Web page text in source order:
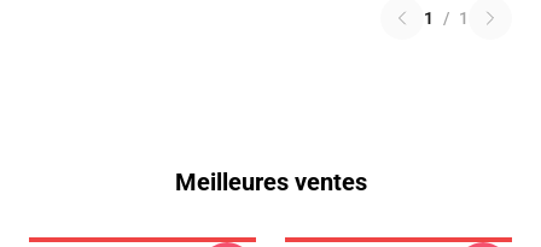
1 / 1
Meilleures ventes